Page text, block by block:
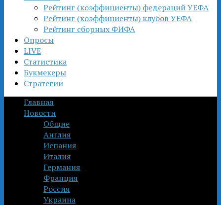
Рейтинг (коэффициенты) федераций УЕФА
Рейтинг (коэффициенты) клубов УЕФА
Рейтинг сборных ФИФА
Опросы
LIVE
Статистика
Букмекеры
Стратегии
Главная
Новости
Общие
Англия
Испания
Италия
Германия
Франция
Россия
Украина